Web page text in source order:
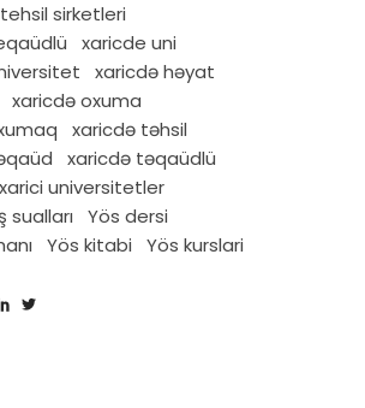
sirketleri
xaricde uni
xaricdə həyat
xaricdə oxuma
xaricdə təhsil
xaricdə təqaüdlü
xarici universitetler
sualları
Yös dersi
Yös kitabi
Yös kurslari